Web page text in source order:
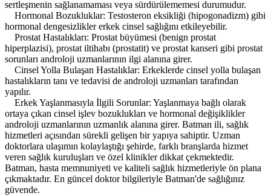
sertleşmenin sağlanamaması veya sürdürülememesi durumudur.
Hormonal Bozukluklar: Testosteron eksikliği (hipogonadizm) gibi
hormonal dengesizlikler erkek cinsel sağlığını etkileyebilir.
Prostat Hastalıkları: Prostat büyümesi (benign prostat
hiperplazisi), prostat iltihabı (prostatit) ve prostat kanseri gibi prostat
sorunları androloji uzmanlarının ilgi alanına girer.
Cinsel Yolla Bulaşan Hastalıklar: Erkeklerde cinsel yolla bulaşan
hastalıkların tanı ve tedavisi de androloji uzmanları tarafından
yapılır.
Erkek Yaşlanmasıyla İlgili Sorunlar: Yaşlanmaya bağlı olarak
ortaya çıkan cinsel işlev bozuklukları ve hormonal değişiklikler
androloji uzmanlarının uzmanlık alanına girer. Batman ili, sağlık
hizmetleri açısından sürekli gelişen bir yapıya sahiptir. Uzman
doktorlara ulaşımın kolaylaştığı şehirde, farklı branşlarda hizmet
veren sağlık kuruluşları ve özel klinikler dikkat çekmektedir.
Batman, hasta memnuniyeti ve kaliteli sağlık hizmetleriyle ön plana
çıkmaktadır. En güncel doktor bilgileriyle Batman'de sağlığınız
güvende.